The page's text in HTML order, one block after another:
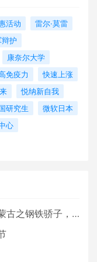
活动
雷尔·莫雷
辩护
康奈尔大学
免疫力
快速上涨
悦纳新自我
研究生
微软日本
心
钢铁骄子，魅力包头